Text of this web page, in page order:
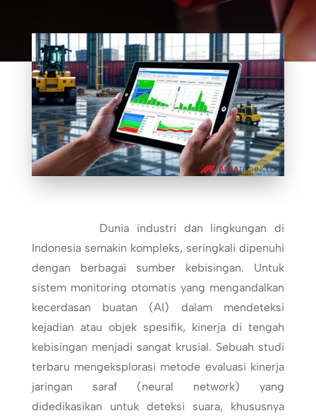
Dunia industri dan lingkungan di
Indonesia semakin kompleks, seringkali dipenuhi
dengan berbagai sumber kebisingan. Untuk
sistem monitoring otomatis yang mengandalkan
kecerdasan buatan (AI) dalam mendeteksi
kejadian atau objek spesifik, kinerja di tengah
kebisingan menjadi sangat krusial. Sebuah studi
terbaru mengeksplorasi metode evaluasi kinerja
jaringan saraf (neural network) yang
didedikasikan untuk deteksi suara, khususnya